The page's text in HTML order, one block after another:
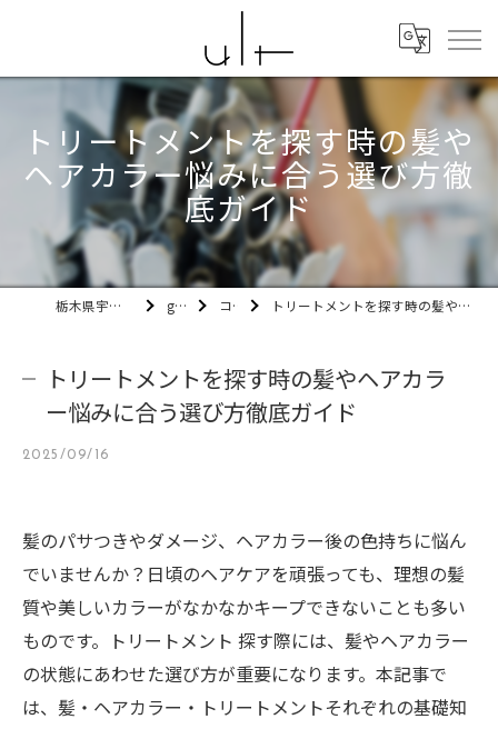
トリートメントを探す時の髪や
ヘアカラー悩みに合う選び方徹
底ガイド
栃木県宇都宮市の美容室ult gallery コラム トリートメントを探す時の髪やヘアカラー悩みに合う選び方徹底ガイド
トリートメントを探す時の髪やヘアカラ
ー悩みに合う選び方徹底ガイド
2025/09/16
髪のパサつきやダメージ、ヘアカラー後の色持ちに悩ん
でいませんか？日頃のヘアケアを頑張っても、理想の髪
質や美しいカラーがなかなかキープできないことも多い
ものです。トリートメント 探す際には、髪やヘアカラー
の状態にあわせた選び方が重要になります。本記事で
は、髪・ヘアカラー・トリートメントそれぞれの基礎知